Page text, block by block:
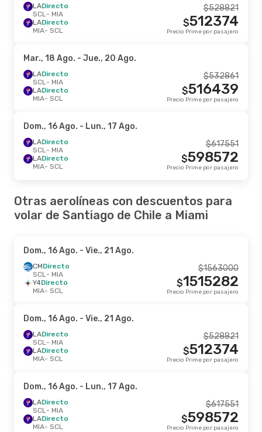
LADirecto
SCL- MIA
LADirecto
MIA- SCL
528821
$
512374
$
Precio Prime por pasajero
Mar., 18 Ago. - Jue., 20 Ago.
LADirecto
SCL- MIA
LADirecto
MIA- SCL
532861
$
516439
$
Precio Prime por pasajero
Dom., 16 Ago. - Lun., 17 Ago.
LADirecto
SCL- MIA
LADirecto
MIA- SCL
617551
$
598572
$
Precio Prime por pasajero
Otras aerolíneas con descuentos para
volar de Santiago de Chile a Miami
Dom., 16 Ago. - Vie., 21 Ago.
CMDirecto
SCL- MIA
Y4Directo
MIA- SCL
1563000
$
1515282
$
Precio Prime por pasajero
Dom., 16 Ago. - Vie., 21 Ago.
LADirecto
SCL- MIA
LADirecto
MIA- SCL
528821
$
512374
$
Precio Prime por pasajero
Dom., 16 Ago. - Lun., 17 Ago.
LADirecto
SCL- MIA
LADirecto
MIA- SCL
617551
$
598572
$
Precio Prime por pasajero